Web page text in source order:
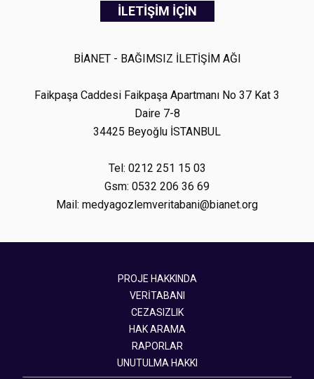
İLETİŞİM İÇİN
BİANET - BAĞIMSIZ İLETİŞİM AĞI
Faikpaşa Caddesi Faikpaşa Apartmanı No 37 Kat 3
Daire 7-8
34425 Beyoğlu İSTANBUL
Tel: 0212 251 15 03
Gsm: 0532 206 36 69
Mail: medyagozlemveritabani@bianet.org
PROJE HAKKINDA
VERİTABANI
CEZASIZLIK
HAK ARAMA
RAPORLAR
UNUTULMA HAKKI